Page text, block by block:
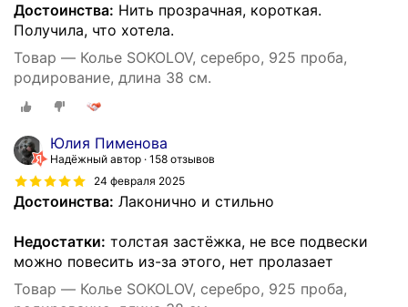
Достоинства: Нить прозрачная, короткая.
Получила, что хотела.
Товар — Колье SOKOLOV, серебро, 925 проба,
родирование, длина 38 см.
Юлия Пименова
Надёжный автор 158 отзывов
24 февраля 2025
Достоинства: Лаконично и стильно
Недостатки: толстая застёжка, не все подвески
можно повесить из-за этого, нет пролазает
Товар — Колье SOKOLOV, серебро, 925 проба,